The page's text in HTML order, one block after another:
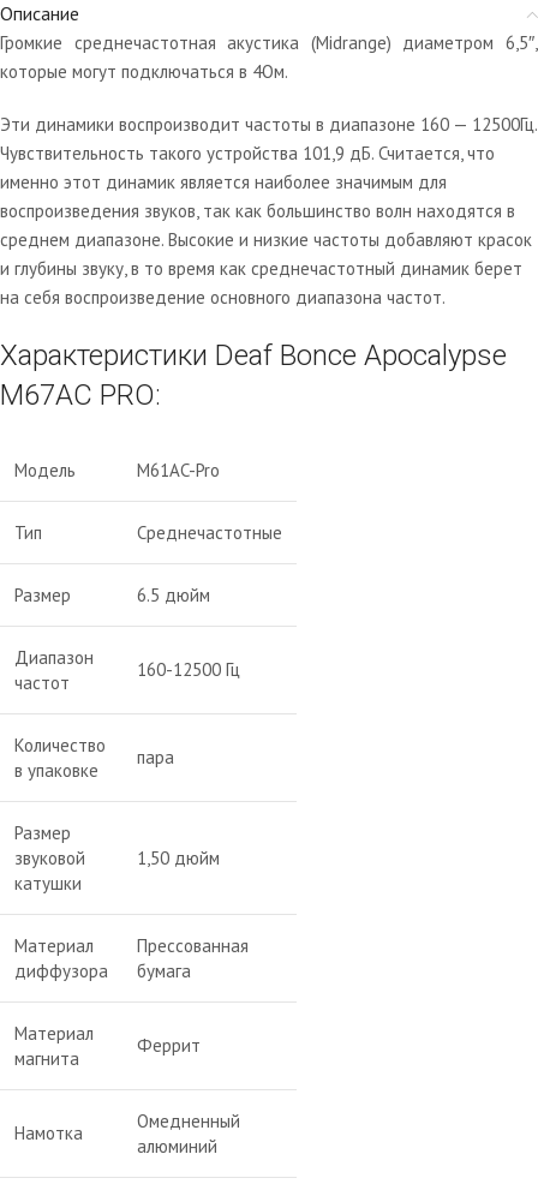
Описание
Громкие среднечастотная акустика (Midrange) диаметром 6,5″,
которые могут подключаться в 4Ом.
Эти динамики воспроизводит частоты в диапазоне 160 — 12500Гц.
Чувствительность такого устройства 101,9 дБ. Считается, что
именно этот динамик является наиболее значимым для
воспроизведения звуков, так как большинство волн находятся в
среднем диапазоне. Высокие и низкие частоты добавляют красок
и глубины звуку, в то время как среднечастотный динамик берет
на себя воспроизведение основного диапазона частот.
Характеристики Deaf Bonce Apocalypse
M67AC PRO:
Модель M61AC-Pro
Тип Среднечастотные
Размер 6.5 дюйм
Диапазон
частот
160-12500 Гц
Количество
в упаковке
пара
Размер
звуковой
катушки
1,50 дюйм
Материал
диффузора
Прессованная
бумага
Материал
магнита
Феррит
Намотка
Омедненный
алюминий